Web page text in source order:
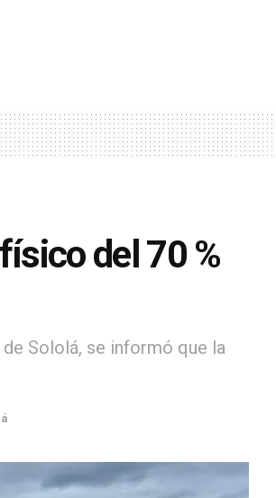
del 70 %
Sololá, se informó que la